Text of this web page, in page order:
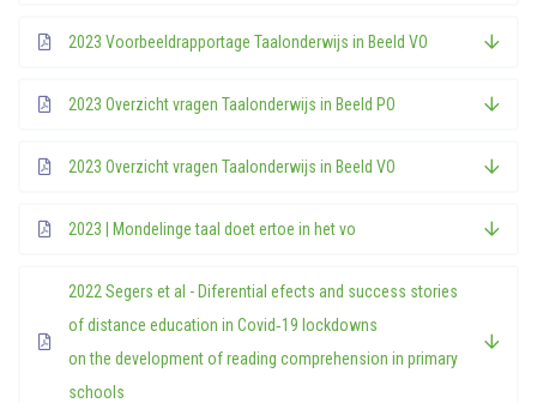
2023 Voorbeeldrapportage Taalonderwijs in Beeld VO
2023 Overzicht vragen Taalonderwijs in Beeld PO
2023 Overzicht vragen Taalonderwijs in Beeld VO
2023 | Mondelinge taal doet ertoe in het vo
2022 Segers et al - Diferential efects and success stories
of distance education in Covid‑19 lockdowns
on the development of reading comprehension in primary
schools